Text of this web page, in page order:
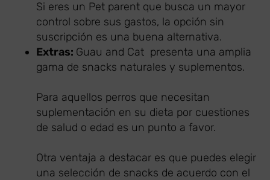
Si eres un Pet parent que busca un mayor
control sobre sus gastos, la opción sin
suscripción es una buena alternativa.
Extras: Guau and Cat presenta una amplia
gama de snacks naturales y suplementos.
Para aquellos perros que necesitan
suplementación en su dieta por cuestiones
de salud o edad es un punto a favor.
Otra ventaja a destacar es que puedes elegir
una selección de snacks de acuerdo con el